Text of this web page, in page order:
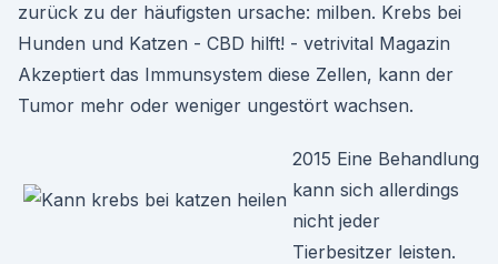
zurück zu der häufigsten ursache: milben. Krebs bei
Hunden und Katzen - CBD hilft! - vetrivital Magazin
Akzeptiert das Immunsystem diese Zellen, kann der
Tumor mehr oder weniger ungestört wachsen.
2015 Eine Behandlung
kann sich allerdings
nicht jeder
Tierbesitzer leisten.